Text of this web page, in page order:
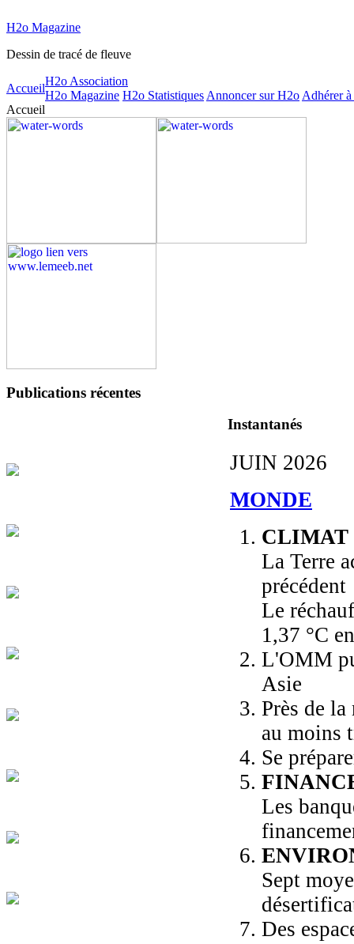
H2o Magazine
Dessin de tracé de fleuve
Accueil
H2o Association
H2o Magazine H2o Statistiques Annoncer sur H2o Adhérer
Accueil
Publications récentes
Instantanés
JUIN 2026
MONDE
CLIMAT
La Terre
précédent
Le
1,37 °C
L'OMM
Asie
Près de
au moins
Se
Les
Sept
Des